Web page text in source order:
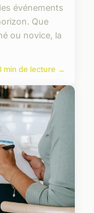
événements
Que
ou novice, la
min de lecture →